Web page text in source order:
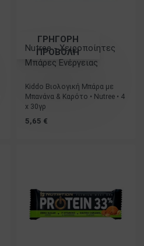
ΓΡΗΓΟΡΗ
ΠΡΟΒΟΛΗ
Nutree - Χειροποίητες
Μπάρες Ενέργειας
Βαθμολογήθηκε με5.00 από 5
Kiddo Βιολογική Μπάρα με
Μπανάνα & Καρότο • Nutree • 4
x 30γρ
5,65 €